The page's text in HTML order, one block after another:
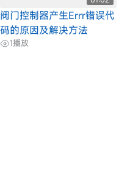
阀门控制器产生Errr错误代
码的原因及解决方法
1播放